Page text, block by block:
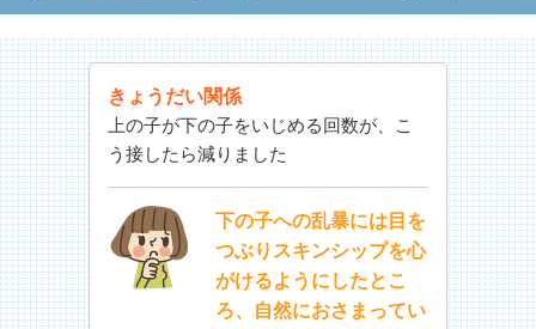
きょうだい関係
上の子が下の子をいじめる回数が、こ
う接したら減りました
下の子への乱暴には目を
つぶりスキンシップを心
がけるようにしたとこ
ろ、自然におさまってい